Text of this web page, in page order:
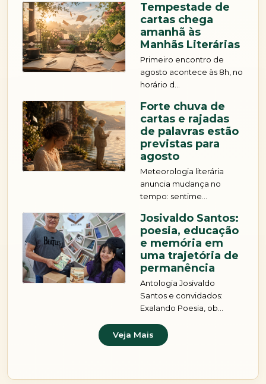
Tempestade de
cartas chega
amanhã às
Manhãs Literárias
Primeiro encontro de
agosto acontece às 8h, no
horário d...
Forte chuva de
cartas e rajadas
de palavras estão
previstas para
agosto
Meteorologia literária
anuncia mudança no
tempo: sentime...
Josivaldo Santos:
poesia, educação
e memória em
uma trajetória de
permanência
Antologia Josivaldo
Santos e convidados:
Exalando Poesia, ob...
Veja Mais